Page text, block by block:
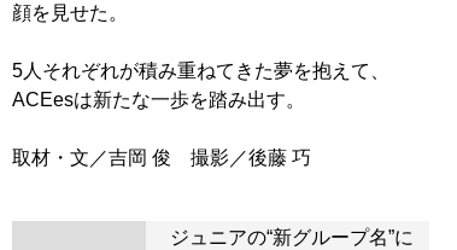
顔を見せた。
5人それぞれが積み重ねてきた夢を抱えて、
ACEesは新たな一歩を踏み出す。
ジュニアの“新グループ名”に